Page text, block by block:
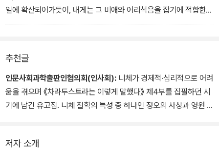
간적인 면모와 삶의 상황을 일기 형식의 글도 소개했다.
일에 확산되어가듯이, 내게는 그 비애와 어리석음을 잡기에 적합한
쥐덫으로 여겨졌다. 그러나 이제 사람들이 그것을 진지하게 생각한다
을, 그러나 그는 포기해야만 하는가? 만일 이 아리아가 또다시 빌어
먹을 자에게 비수 앞에서가 아니라, ― 내가 뜻하는 바는 ― 하르트만
의 염세주의 앞에서 두려워할 것을 권유한다면, 나는 웃는 것을 포기
해야만 하는 것일까? 빌어먹을! 부드럽게 그녀를 불러라, 고통스러워
추천글
인문사회과학출판인협의회(인사회): 니체가 경제적·심리적으로 어려
움을 겪으며 《차라투스트라는 이렇게 말했다》 제4부를 집필하던 시
기에 남긴 유고집. 니체 철학의 특성 중 하나인 정오의 사상과 영원 회
저자 소개